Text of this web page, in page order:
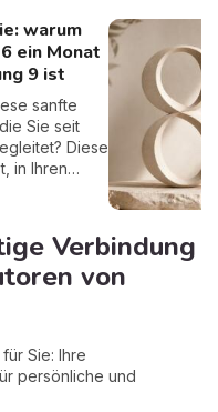
warum
ein Monat
9 ist
sanfte
Sie seit
Diese
in Ihren
Herzen?
gibt eine
sie steht in
Zahl des
Zyklus,
Verbindung
von
Sie: Ihre
persönliche und